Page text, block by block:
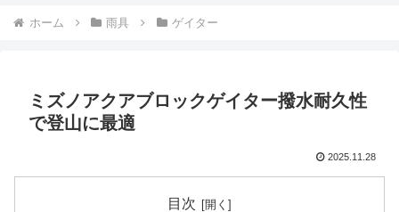
ホーム 雨具 ゲイター
ミズノアクアブロックゲイター撥水耐久性
で登山に最適
2025.11.28
目次